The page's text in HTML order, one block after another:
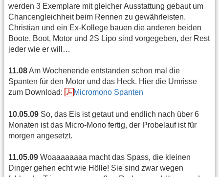
werden 3 Exemplare mit gleicher Ausstattung gebaut um
Chancengleichheit beim Rennen zu gewährleisten.
Christian und ein Ex-Kollege bauen die anderen beiden
Boote. Boot, Motor und 2S Lipo sind vorgegeben, der Rest
jeder wie er will…
11.08Am Wochenende entstanden schon mal die
Spanten für den Motor und das Heck. Hier die Umrisse
zum Download:
Micromono Spanten
10.05.09 So, das Eis ist getaut und endlich nach über 6
Monaten ist das Micro-Mono fertig, der Probelauf ist für
morgen angesetzt.
11.05.09 Woaaaaaaaa macht das Spass, die kleinen
Dinger gehen echt wie Hölle! Sie sind zwar wegen